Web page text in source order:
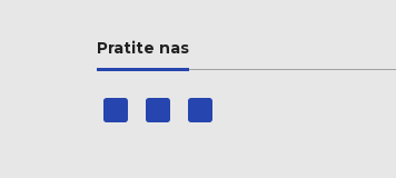
Pratite nas